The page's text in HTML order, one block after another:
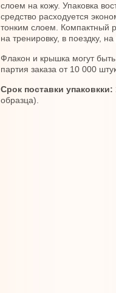
слоем на кожу. Упаковка
средство расходуется
тонким слоем. Компактный
на тренировку, в поездку, на
Флакон и крышка могут
партия заказа от 10 000
Срок поставки упаковкки:
образца).